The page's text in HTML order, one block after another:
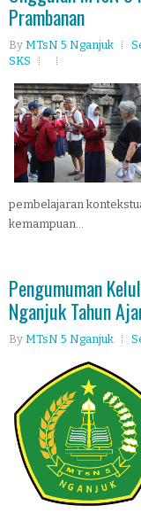
Prambanan
By MTsN 5 Nganjuk
SKS
pembelajaran
kemampuan...
Pengumuman
Nganjuk Tahun
By MTsN 5 Nganjuk